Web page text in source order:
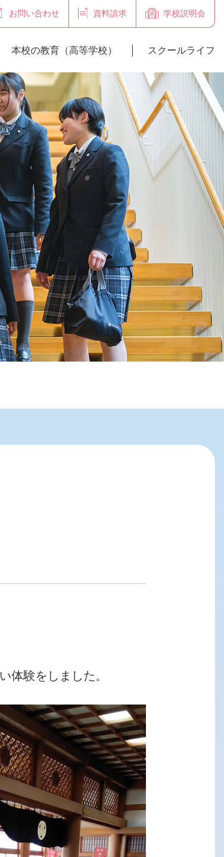
お問い合わせ 資料請求 学校説明会
本校の教育（高等学校） スクールライフ
体験をしました。